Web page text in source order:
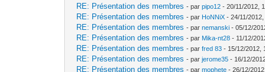
RE: Présentation des membres - parpipo12 - 20/11/2012,
RE: Présentation des membres - par HoNNiX - 24/11/
RE: Présentation des membres - parnemanski - 05/12/
RE: Présentation des membres - par Mika-nt28 - 11/12/
RE: Présentation des membres - parfred 83 - 15/12/2012,
RE: Présentation des membres - parjerome35 - 16/12/
RE: Présentation des membres - parmophete - 26/12/